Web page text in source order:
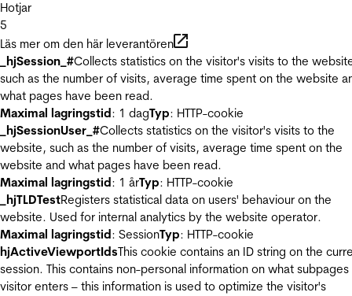
Hotjar
5
Läs mer om den här leverantören
_hjSession_#Collects statistics on the visitor's visits to the
such as the number of visits, average time spent on the website
what pages have been read.
Maximal lagringstid: 1 dagTyp: HTTP-cookie
_hjSessionUser_#Collects statistics on the visitor's visits to the
website, such as the number of visits, average time spent on the
website and what pages have been read.
Maximal lagringstid: 1 årTyp: HTTP-cookie
_hjTLDTestRegisters statistical data on users' behaviour on the
website. Used for internal analytics by the website operator.
Maximal lagringstid: SessionTyp: HTTP-cookie
hjActiveViewportIdsThis cookie contains an ID string on the
session. This contains non-personal information on what
visitor enters – this information is used to optimize the visitor's